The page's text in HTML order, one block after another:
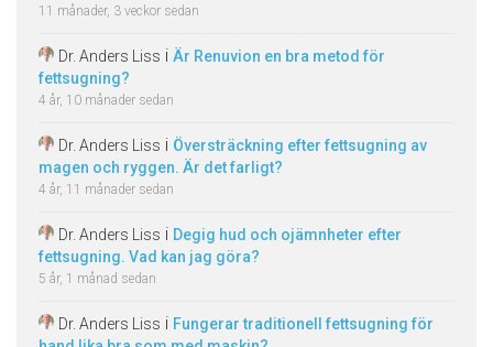
11 månader, 3 veckor sedan
Dr. Anders Liss i Är Renuvion en bra metod för
fettsugning?
4 år, 10 månader sedan
Dr. Anders Liss i Översträckning efter fettsugning av
magen och ryggen. Är det farligt?
4 år, 11 månader sedan
Dr. Anders Liss i Degig hud och ojämnheter efter
fettsugning. Vad kan jag göra?
5 år, 1 månad sedan
Dr. Anders Liss i Fungerar traditionell fettsugning för